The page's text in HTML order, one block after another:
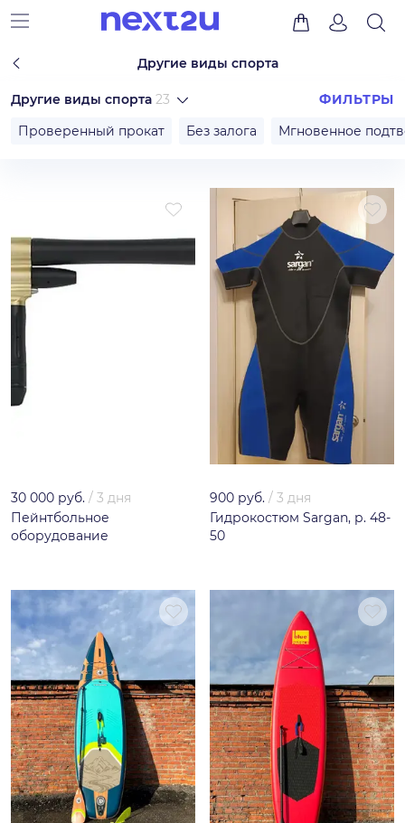
Другие виды спорта
Другие виды спорта 23
ФИЛЬТРЫ
Проверенный прокат
Без залога Мгновенное
30 000 руб. / 3 дня
Пейнтбольное
оборудование
900 руб. / 3 дня
Гидрокостюм Sargan, р. 48-
50